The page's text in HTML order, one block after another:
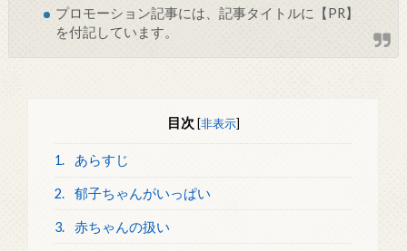
プロモーション記事には、記事タイトルに【PR】
を付記しています。
目次 [非表示]
1. あらすじ
2. 郁子ちゃんがいっぱい
3. 赤ちゃんの扱い